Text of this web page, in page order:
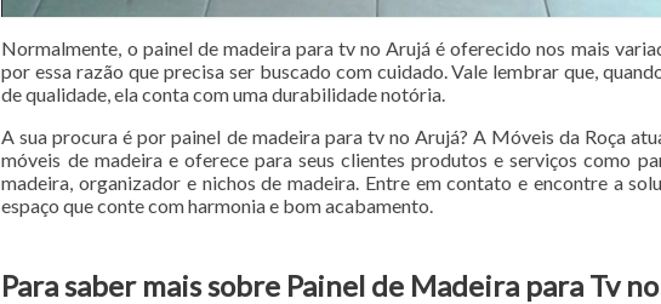
Normalmente, o painel de madeira para tv no Arujá é oferecido nos mais
por essa razão que precisa ser buscado com cuidado. Vale lembrar que,
de qualidade, ela conta com uma durabilidade notória.
A sua procura é por painel de madeira para tv no Arujá? A Móveis da Roça
móveis de madeira e oferece para seus clientes produtos e serviços como
madeira, organizador e nichos de madeira. Entre em contato e encontre a
espaço que conte com harmonia e bom acabamento.
Para saber mais sobre Painel de Madeira para Tv